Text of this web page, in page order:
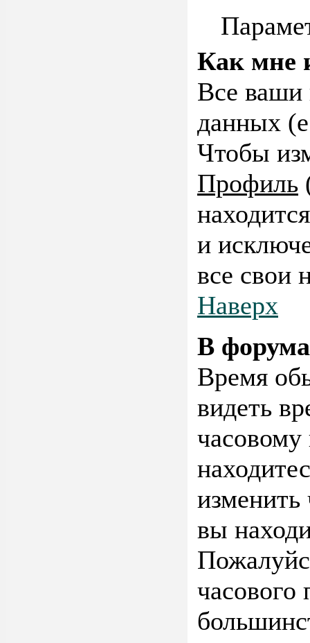
Как мне
Все ваши
данных
Чтобы
Профиль
и
все свои
Наверх
В
Время
видеть
часовому
изменить
вы
часового